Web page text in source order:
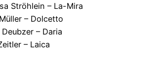
Ströhlein – La-Mira
– Dolcetto
– Daria
– Laica